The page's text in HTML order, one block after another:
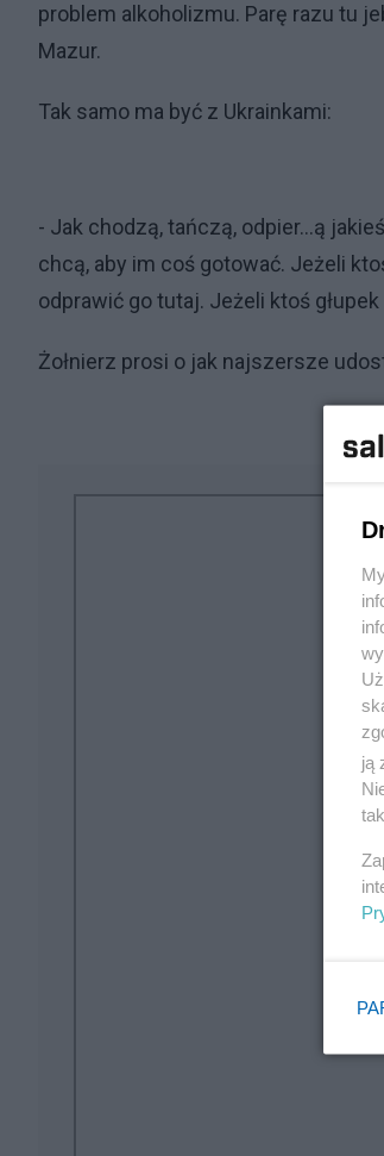
problem alkoholizmu. Parę razu tu
Mazur.
Tak samo ma być z Ukrainkami:
- Jak chodzą, tańczą, odpier…ą
chcą, aby im coś gotować. Jeżeli
odprawić go tutaj. Jeżeli ktoś
Żołnierz prosi o jak najszersze
ją